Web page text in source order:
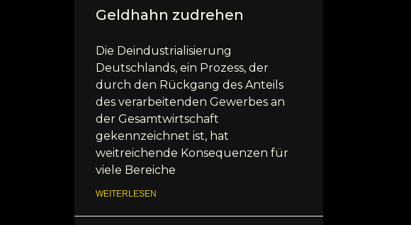
Geldhahn zudrehen
Die Deindustrialisierung
Deutschlands, ein Prozess, der
durch den Rückgang des Anteils
des verarbeitenden Gewerbes an
der Gesamtwirtschaft
gekennzeichnet ist, hat
weitreichende Konsequenzen für
viele Bereiche
WEITERLESEN